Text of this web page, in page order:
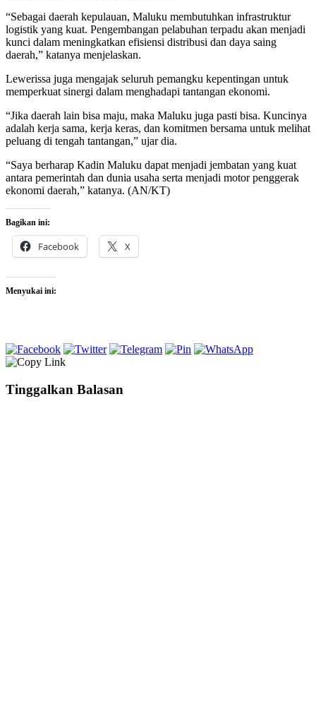
“Sebagai daerah kepulauan, Maluku membutuhkan infrastruktur
logistik yang kuat. Pengembangan pelabuhan terpadu akan menjadi
kunci dalam meningkatkan efisiensi distribusi dan daya saing
daerah,” katanya menjelaskan.
Lewerissa juga mengajak seluruh pemangku kepentingan untuk
memperkuat sinergi dalam menghadapi tantangan ekonomi.
“Jika daerah lain bisa maju, maka Maluku juga pasti bisa. Kuncinya
adalah kerja sama, kerja keras, dan komitmen bersama untuk melihat
peluang di tengah tantangan,” ujar dia.
“Saya berharap Kadin Maluku dapat menjadi jembatan yang kuat
antara pemerintah dan dunia usaha serta menjadi motor penggerak
ekonomi daerah,” katanya. (AN/KT)
Bagikan ini:
Facebook X
Menyukai ini:
Tinggalkan Balasan